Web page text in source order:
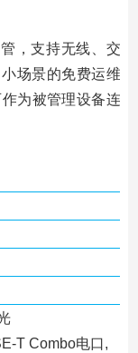
，支持无线、交
场景的免费运维
为被管理设备连
T Combo电口,